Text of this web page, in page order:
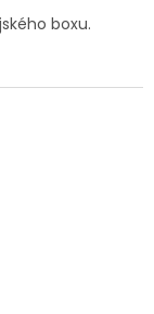
boxu.